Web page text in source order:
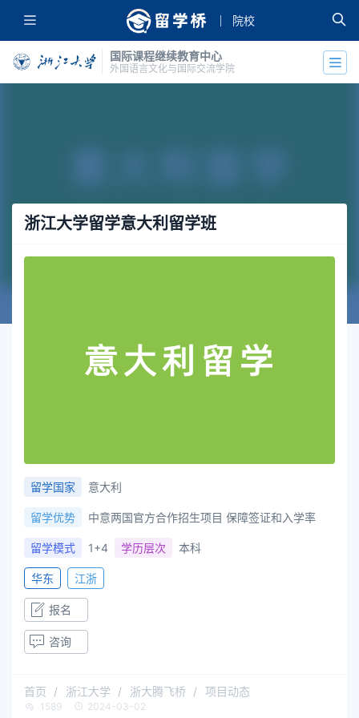
院校
国际课程继续教育中心
外国语言文化与国际交流学院
浙江大学留学意大利留学班
留学国家 意大利
留学优势 中意两国官方合作招生项目 保障签证和入学率
留学模式 1+4 学历层次 本科
华东 江浙
报名
咨询
首页 浙江大学 浙大腾飞桥 项目动态
1589 2024-03-02